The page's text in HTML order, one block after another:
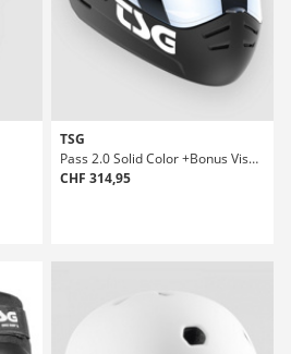
TSG
Pass 2.0 Solid Color +Bonus Visor Helm
CHF 314,95